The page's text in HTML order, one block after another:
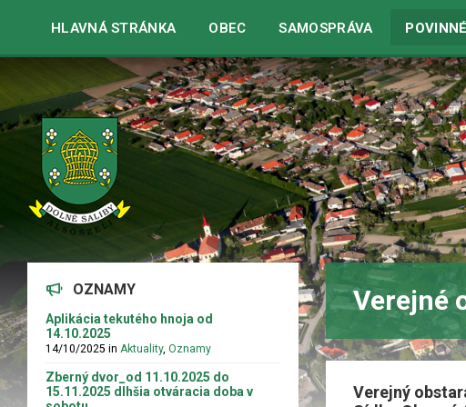
Warning: strpos() expects parameter 1 to be string, array given in/
HLAVNÁ STRÁNKA OBEC SAMOSPRÁVA
Verejné
Verejný
OZNAMY
Aplikácia tekutého hnoja od
14.10.2025
14/10/2025 in Aktuality, Oznamy
Zberný dvor_od 11.10.2025 do
15.11.2025 dlhšia otváracia doba v